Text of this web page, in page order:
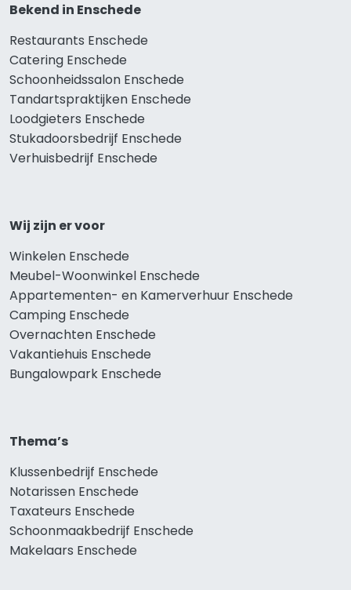
Bekend in Enschede
Restaurants Enschede
Catering Enschede
Schoonheidssalon Enschede
Tandartspraktijken Enschede
Loodgieters Enschede
Stukadoorsbedrijf Enschede
Verhuisbedrijf Enschede
Wij zijn er voor
Winkelen Enschede
Meubel-Woonwinkel Enschede
Appartementen- en Kamerverhuur Enschede
Camping Enschede
Overnachten Enschede
Vakantiehuis Enschede
Bungalowpark Enschede
Thema’s
Klussenbedrijf Enschede
Notarissen Enschede
Taxateurs Enschede
Schoonmaakbedrijf Enschede
Makelaars Enschede